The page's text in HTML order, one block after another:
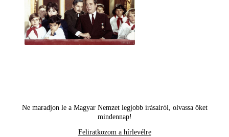
Ne maradjon le a Magyar Nemzet legjobb írásairól, olvassa őket
mindennap!
Feliratkozom a hírlevélre